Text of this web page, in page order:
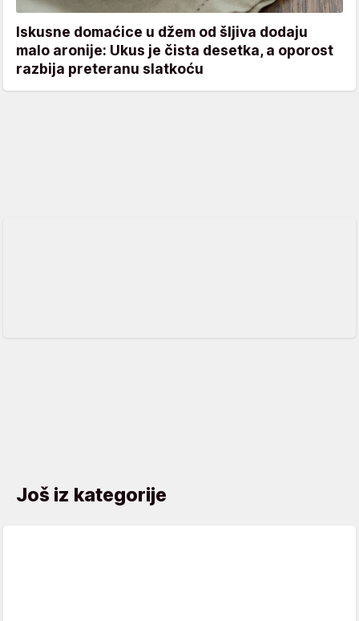
Iskusne domaćice u džem od šljiva dodaju
malo aronije: Ukus je čista desetka, a oporost
razbija preteranu slatkoću
Još iz kategorije